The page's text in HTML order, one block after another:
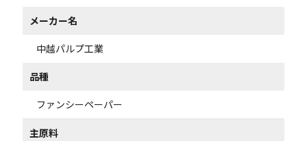
メーカー名
中越パルプ工業
品種
ファンシーペーパー
主原料